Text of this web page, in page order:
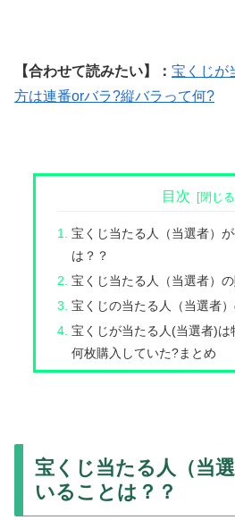
【合わせて読みたい】： 宝くじが
方は連番orバラ?縦バラって何?
目次
宝くじ当たる人（当選者）
は？？
宝くじ当たる人（当選者）
宝くじの当たる人（当選者）
宝くじが当たる人(当選者)は
何枚購入していた?まとめ
宝くじ当たる人（当
いることは？？